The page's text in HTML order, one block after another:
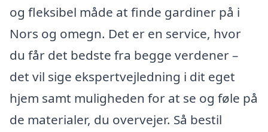
og fleksibel måde at finde gardiner på i
Nors og omegn. Det er en service, hvor
du får det bedste fra begge verdener –
det vil sige ekspertvejledning i dit eget
hjem samt muligheden for at se og føle på
de materialer, du overvejer. Så bestil